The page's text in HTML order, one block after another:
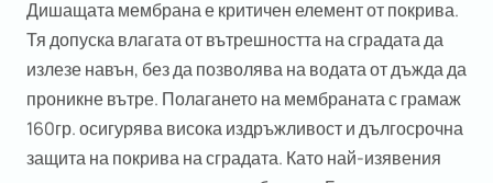
Дишащата мембрана е критичен елемент от покрива.
Тя допуска влагата от вътрешността на сградата да
излезе навън, без да позволява на водата от дъжда да
проникне вътре. Полагането на мембраната с грамаж
160гр. осигурява висока издръжливост и дългосрочна
защита на покрива на сградата. Като най-изявения